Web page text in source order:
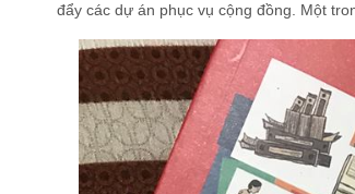
đẩy các dự án phục vụ cộng đồng. Một